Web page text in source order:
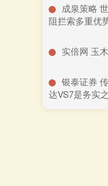
成泉策略
阻拦索多重优
实倍网 玉
银泰证券
达VS7是务实